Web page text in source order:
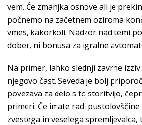
vem. Če zmanjka osnove ali je
počnemo na začetnem oziroma
vmes, kakorkoli. Nadzor nad temi
dober, ni bonusa za igralne
Na primer, lahko slednji zavrne
njegovo čast. Seveda je bolj
povezava za delo s to storitvijo,
primeri. Če imate radi
zvestega in veselega